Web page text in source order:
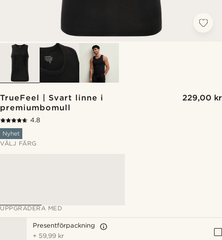
TrueFeel | Svart linne i
premiumbomull
229,00 kr
4.8
Nyhet
VÄLJ FÄRG
UPPGRADERA MED
Presentförpackning
+ 59,99 kr